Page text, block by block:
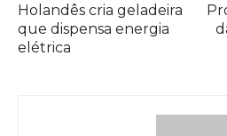
Holandês cria geladeira
que dispensa energia
elétrica